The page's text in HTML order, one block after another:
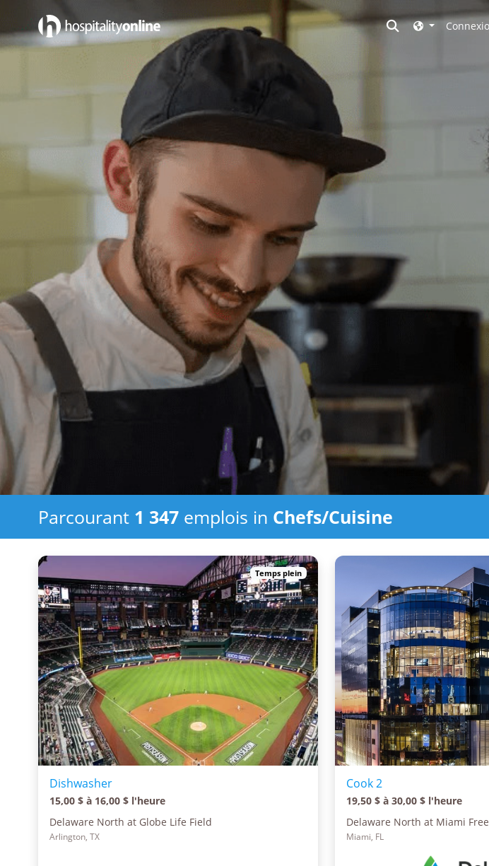
Toggle search
Emplois in Chefs/Cuisine
Parcourant 1 347emplois in Chefs/Cuisine
Temps plein
Dishwasher
15,00 $ à 16,00 $ l'heure
Delaware North at Globe Life Field
Arlington, TX
Cook 2
19,50 $ à 30,00 $ l'heure
Delaware North at Miami
Miami, FL